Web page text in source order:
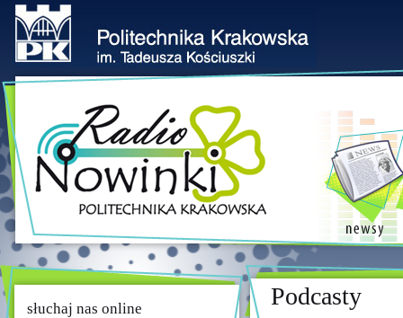
słuchaj nas online Podcasty